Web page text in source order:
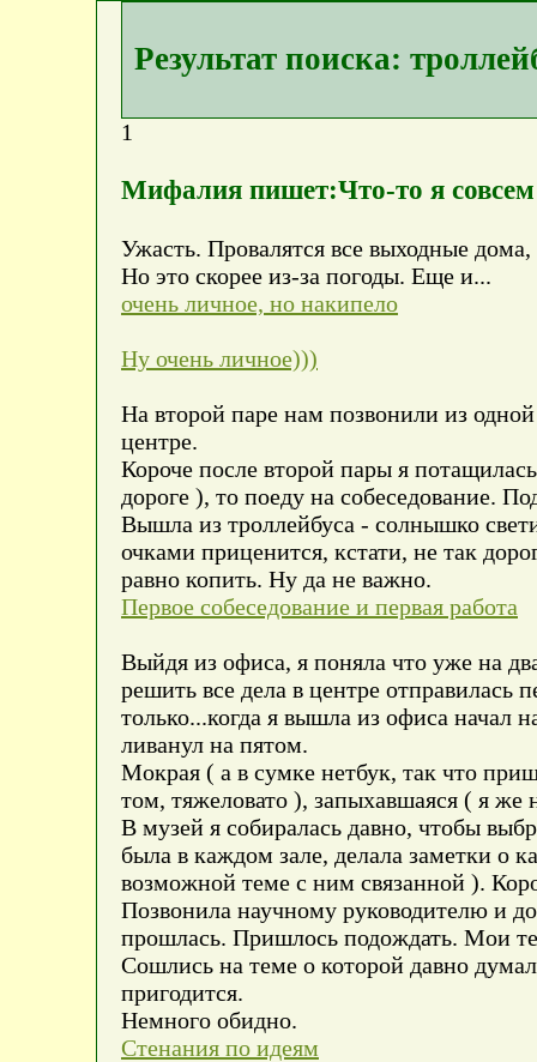
Результат поиска:
1
Мифалия пишет:Что-то я совсем
Ужасть. Провалятся все выходные
Но это скорее из-за погоды. Еще и...
очень личное, но накипело
Ну очень личное)))
На второй паре нам позвонили из
центре.
Короче после второй пары я
дороге ), то поеду на собеседование.
Вышла из троллейбуса - солнышко
очками приценится, кстати, не так
равно копить. Ну да не важно.
Первое собеседование и первая работа
Выйдя из офиса, я поняла что уже на
решить все дела в центре отправилась
только...когда я вышла из офиса начал
ливанул на пятом.
Мокрая ( а в сумке нетбук, так что
том, тяжеловато ), запыхавшаяся ( я же
В музей я собиралась давно, чтобы
была в каждом зале, делала заметки о
возможной теме с ним связанной ).
Позвонила научному руководителю и
прошлась. Пришлось подождать. Мои
Сошлись на теме о которой давно
пригодится.
Немного обидно.
Стенания по идеям